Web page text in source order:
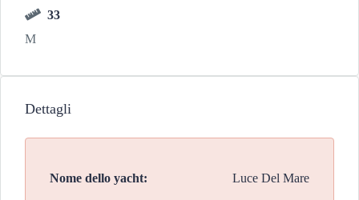
33
M
Dettagli
Nome dello yacht: Luce Del Mare